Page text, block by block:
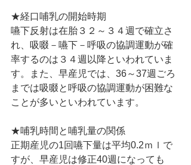
★経口哺乳の開始時期
嚥下反射は在胎３２～３４週で確立さ
れ、吸啜－嚥下－呼吸の協調運動が確
率するのは３４週以降といわれていま
す。また、早産児では、36～37週ごろ
までは吸啜と呼吸の協調運動が困難な
ことが多いといわれています。
★哺乳時間と哺乳量の関係
正期産児の1回嚥下量は平均0.2ｍｌで
すが、早産児は修正40週になっても